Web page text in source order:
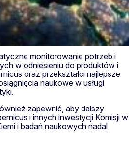
monitorowanie potrzeb i
w odniesieniu do produktów i
oraz przekształci najlepsze
naukowe w usługi
zapewnić, aby dalszy
i innych inwestycji Komisji w
i badań naukowych nadal